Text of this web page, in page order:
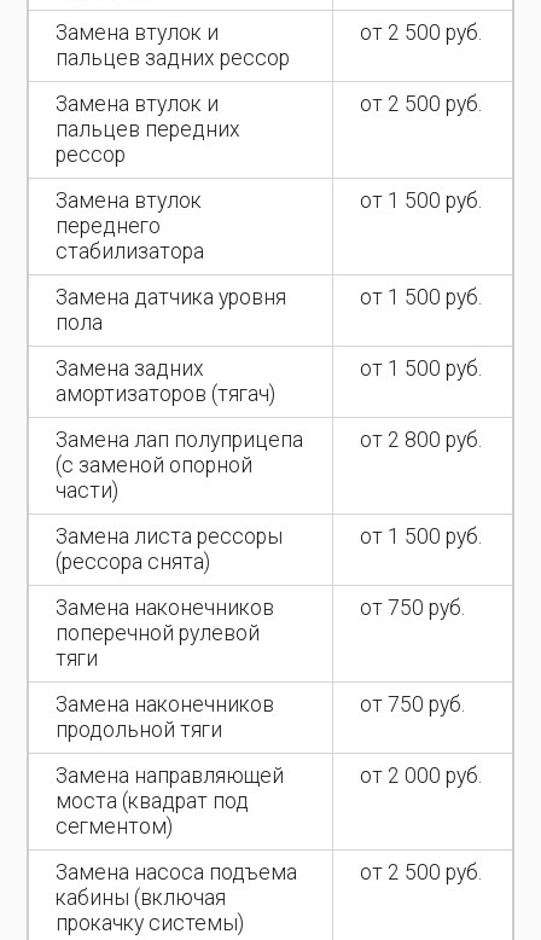
Замена втулок и
пальцев задних рессор
от 2 500 руб.
Замена втулок и
пальцев передних
рессор
от 2 500 руб.
Замена втулок
переднего
стабилизатора
от 1 500 руб.
Замена датчика уровня
пола
от 1 500 руб.
Замена задних
амортизаторов (тягач)
от 1 500 руб.
Замена лап полуприцепа
(с заменой опорной
части)
от 2 800 руб.
Замена листа рессоры
(рессора снята)
от 1 500 руб.
Замена наконечников
поперечной рулевой
тяги
от 750 руб.
Замена наконечников
продольной тяги
от 750 руб.
Замена направляющей
моста (квадрат под
сегментом)
от 2 000 руб.
Замена насоса подъема
кабины (включая
прокачку системы)
от 2 500 руб.